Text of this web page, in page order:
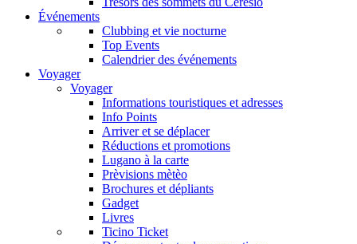
Événements
Clubbing et vie nocturne
Top Events
Calendrier des événements
Voyager
Voyager
Informations touristiques et adresses
Info Points
Arriver et se déplacer
Réductions et promotions
Lugano à la carte
Prèvisions mètèo
Brochures et dépliants
Gadget
Livres
Ticino Ticket